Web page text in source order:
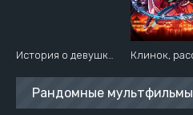
История о девушке, которая не могла стать волшебницей
Рандомные мультфильмы